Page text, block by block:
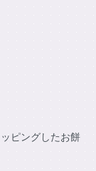
ピングしたお餅